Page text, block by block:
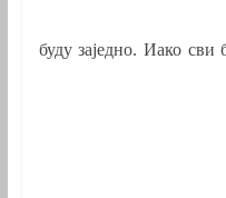
буду заједно. Иако сви